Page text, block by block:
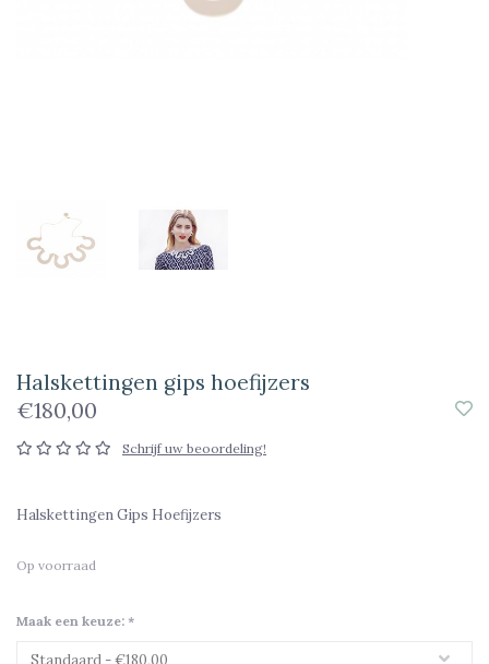
Halskettingen gips hoefijzers
€180,00
Schrijf uw beoordeling!
Halskettingen Gips Hoefijzers
Op voorraad
Maak een keuze: *